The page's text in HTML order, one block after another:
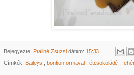
Bejegyezte: Praliné Zsuzsi dátum: 15:33
Címkék: Baileys bonbonformával étcsokoládé